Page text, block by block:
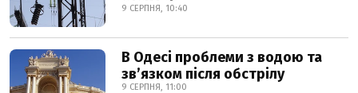
9 СЕРПНЯ, 10:40
В Одесі проблеми з водою та
звʼязком після обстрілу
9 СЕРПНЯ, 11:00